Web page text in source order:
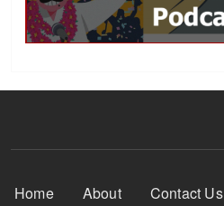
Footer Menu
Home About Contact Us